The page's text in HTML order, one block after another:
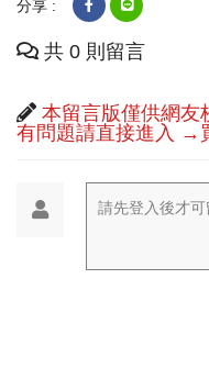
分享 :
共 0 則留言
本留言版僅供網友
有問題請直接進入 →
請先登入後才可